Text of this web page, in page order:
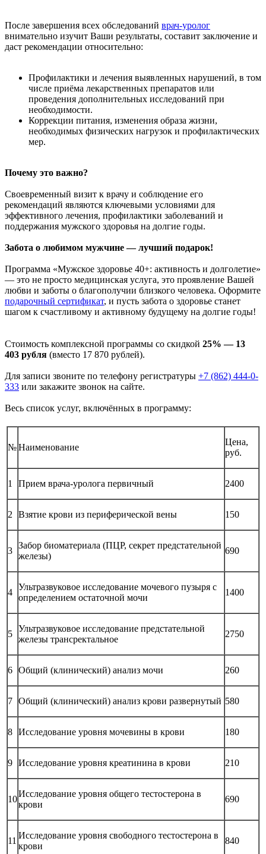
После завершения всех обследований врач-уролог
внимательно изучит Ваши результаты, составит заключение и
даст рекомендации относительно:
Профилактики и лечения выявленных нарушений, в том
числе приёма лекарственных препаратов или
проведения дополнительных исследований при
необходимости.
Коррекции питания, изменения образа жизни,
необходимых физических нагрузок и профилактических
мер.
Почему это важно?
Своевременный визит к врачу и соблюдение его
рекомендаций являются ключевыми условиями для
эффективного лечения, профилактики заболеваний и
поддержания мужского здоровья на долгие годы.
Забота о любимом мужчине — лучший подарок!
Программа «Мужское здоровье 40+: активность и долголетие»
— это не просто медицинская услуга, это проявление Вашей
любви и заботы о благополучии близкого человека. Оформите
подарочный сертификат, и пусть забота о здоровье станет
шагом к счастливому и активному будущему на долгие годы!
Стоимость комплексной программы со скидкой 25% — 13
403 рубля (вместо 17 870 рублей).
Для записи звоните по телефону регистратуры +7 (862) 444-0-
333 или закажите звонок на сайте.
Весь список услуг, включённых в программу:
№Наименование
Цена,
руб.
1 Прием врача-уролога первичный 2400
2 Взятие крови из периферической вены 150
3
Забор биоматериала (ПЦР, секрет предстательной
железы)
690
4
Ультразвуковое исследование мочевого пузыря с
определением остаточной мочи
1400
5
Ультразвуковое исследование предстательной
железы трансректальное
2750
6 Общий (клинический) анализ мочи 260
7 Общий (клинический) анализ крови развернутый 580
8 Исследование уровня мочевины в крови 180
9 Исследование уровня креатинина в крови 210
10
Исследование уровня общего тестостерона в
крови
690
11
Исследование уровня свободного тестостерона в
крови
840